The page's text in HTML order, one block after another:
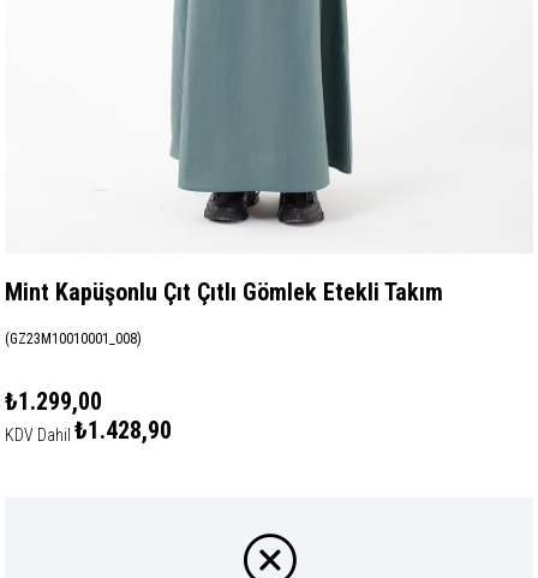
Mint Kapüşonlu Çıt Çıtlı Gömlek Etekli Takım
(GZ23M10010001_008)
₺1.299,00
KDV Dahil ₺1.428,90